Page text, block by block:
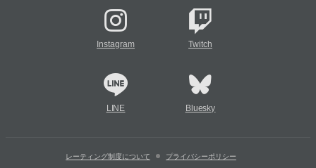
Instagram Twitch
LINE Bluesky
レーティング制度について プライバシーポリシー